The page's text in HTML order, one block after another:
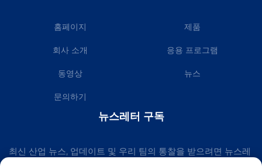
홈페이지 제품
회사 소개 응용 프로그램
동영상 뉴스
문의하기
뉴스레터 구독
최신 산업 뉴스, 업데이트 및 우리 팀의 통찰을 받으려면 뉴스레